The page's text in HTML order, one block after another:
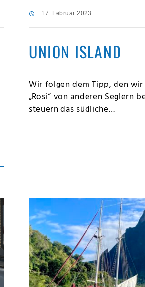
17. Februar 2023
UNION ISLAND
Wir folgen dem Tipp, den
„Rosi“ von anderen Seglern
steuern das südliche…